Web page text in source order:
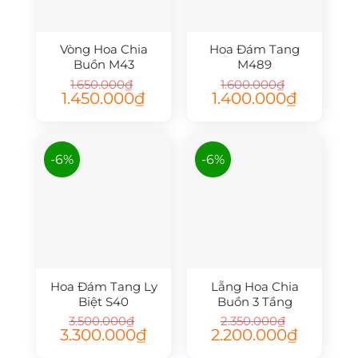
Vòng Hoa Chia
Buồn M43
1.650.000₫
Giá
gốc
1.450.000₫Giá
Hoa Đám Tang
M489
1.600.000₫
Giá
gốc
1.400.000₫Giá
-6%
Hoa Đám Tang Ly
Biệt S40
3.500.000₫
Giá
gốc
3.300.000₫Giá
-6%
Lẵng Hoa Chia
Buồn 3 Tầng
2.350.000₫
Giá
gốc
2.200.000₫Giá